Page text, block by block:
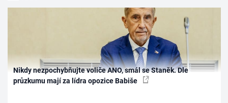
Nikdy nezpochybňujte voliče ANO, smál se Staněk. Dle
průzkumu mají za lídra opozice Babiše